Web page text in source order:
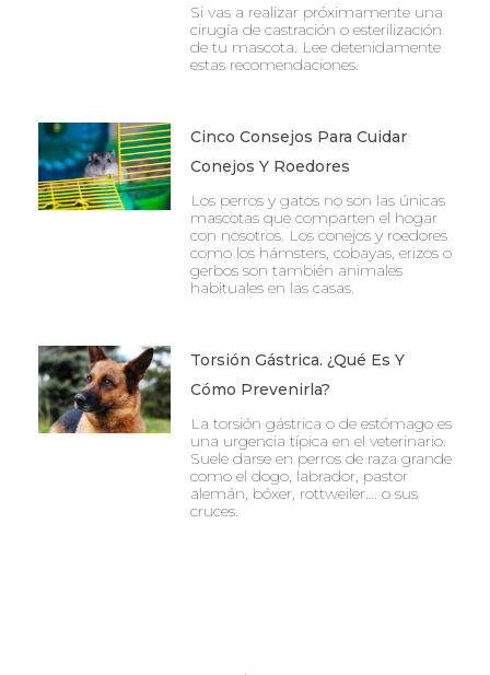
Si vas a realizar próximamente una
cirugía de castración o esterilización
de tu mascota. Lee detenidamente
estas recomendaciones.
Cinco Consejos Para Cuidar
Conejos Y Roedores
Los perros y gatos no son las únicas
mascotas que comparten el hogar
con nosotros. Los conejos y roedores
como los hámsters, cobayas, erizos o
gerbos son también animales
habituales en las casas.
Torsión Gástrica. ¿Qué Es Y
Cómo Prevenirla?
La torsión gástrica o de estómago es
una urgencia típica en el veterinario.
Suele darse en perros de raza grande
como el dogo, labrador, pastor
alemán, bóxer, rottweiler…. o sus
cruces.